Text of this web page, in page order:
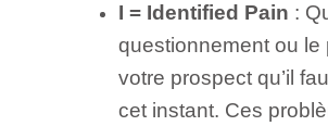
I = Identified Pain :
questionnement ou le
votre prospect qu’il
cet instant. Ces